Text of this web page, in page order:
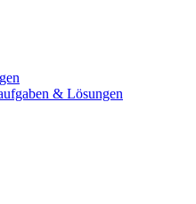
& Lösungen